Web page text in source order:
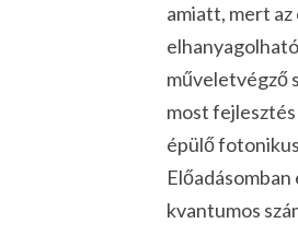
amiatt, mert
műveletvégző
most
épülő
kvantumos